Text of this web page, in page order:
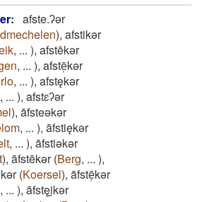
: afste.ʔǝr
), afstikǝr
, ... ), afstēkǝr
, ... ), afstē̜kǝr
, ... ), afstękǝr
, ... ), afstɛʔǝr
), āfsteǝkǝr
, ... ), āfstiękǝr
, ... ), āfstiǝkǝr
), āfstēkǝr(Berg, ... ),
(Koersel), āfstē̜kǝr
, ... ), āfstęi̯kǝr